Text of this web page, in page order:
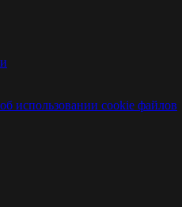
использовании cookie файлов